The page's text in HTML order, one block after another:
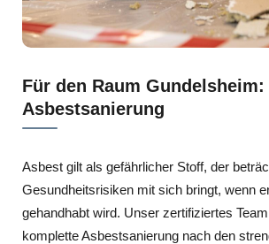
Für den Raum Gundelsheim:
Asbestsanierung
Asbest gilt als gefährlicher Stoff, der
Gesundheitsrisiken mit sich bringt, wenn
gehandhabt wird. Unser zertifiziertes
komplette Asbestsanierung nach den